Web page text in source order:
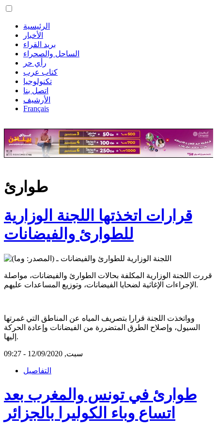
الرئيسية
الأخبار
بريد القراء
الساحل والصحراء
رأي حر
كتاب عرب
تكنولوجيا
اتصل بنا
الأرشيف
Français
طوارئ
قرارات اتخذتها اللجنة الوزارية
للطوارئ والفيضانات
قررت اللجنة الوزارية المكلفة بحالات الطوارئ والفيضانات، مواصلة
الإجراءات الإغاثية لضحايا الفيضانات، وتوزيع المساعدات عليهم.
وواتخذت اللجنة قرارا بتصريف المياه عن المناطق التي غمرتها
السيول، وإصلاح الطرق المتضررة من الفيضانات وإعادة الحركة
إليها.
سبت, 12/09/2020 - 09:27
التفاصيل
طوارئ في تونس والمغرب بعد
اتساع وباء الكوليرا بالجزائر